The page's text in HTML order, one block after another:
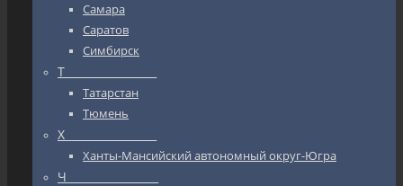
Самара
Саратов
Симбирск
Т_________________
Татарстан
Тюмень
Х_________________
Ханты-Мансийский автономный округ-Югра
Ч_________________